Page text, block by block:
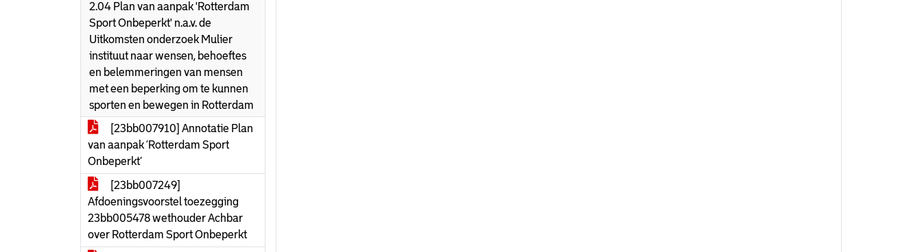
2.04 Plan van aanpak 'Rotterdam
Sport Onbeperkt' n.a.v. de
Uitkomsten onderzoek Mulier
instituut naar wensen, behoeftes
en belemmeringen van mensen
met een beperking om te kunnen
sporten en bewegen in Rotterdam
[23bb007910] Annotatie Plan
van aanpak ‘Rotterdam Sport
Onbeperkt’
[23bb007249]
Afdoeningsvoorstel toezegging
23bb005478 wethouder Achbar
over Rotterdam Sport Onbeperkt